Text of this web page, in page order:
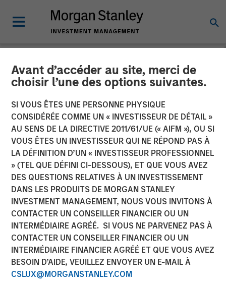
Avant d’accéder au site, merci de
choisir l’une des options suivantes.
SI VOUS ÊTES UNE PERSONNE PHYSIQUE
CONSIDÉRÉE COMME UN « INVESTISSEUR DE DÉTAIL »
AU SENS DE LA DIRECTIVE 2011/61/UE (« AIFM »), OU SI
VOUS ÊTES UN INVESTISSEUR QUI NE RÉPOND PAS À
LA DÉFINITION D’UN « INVESTISSEUR PROFESSIONNEL
» (TEL QUE DÉFINI CI-DESSOUS), ET QUE VOUS AVEZ
DES QUESTIONS RELATIVES À UN INVESTISSEMENT
DANS LES PRODUITS DE MORGAN STANLEY
INVESTMENT MANAGEMENT, NOUS VOUS INVITONS À
CONTACTER UN CONSEILLER FINANCIER OU UN
INTERMÉDIAIRE AGRÉÉ. SI VOUS NE PARVENEZ PAS À
CONTACTER UN CONSEILLER FINANCIER OU UN
INTERMÉDIAIRE FINANCIER AGRÉÉ ET QUE VOUS AVEZ
BESOIN D’AIDE, VEUILLEZ ENVOYER UN E-MAIL À
CSLUX@MORGANSTANLEY.COM
NEWSROOM
Morgan Stanley Investment
Management Launches
ESG Strategies Across
Europe Managed by Calvert
Research and Management
04 MAI 2022
London — May 4, 2022